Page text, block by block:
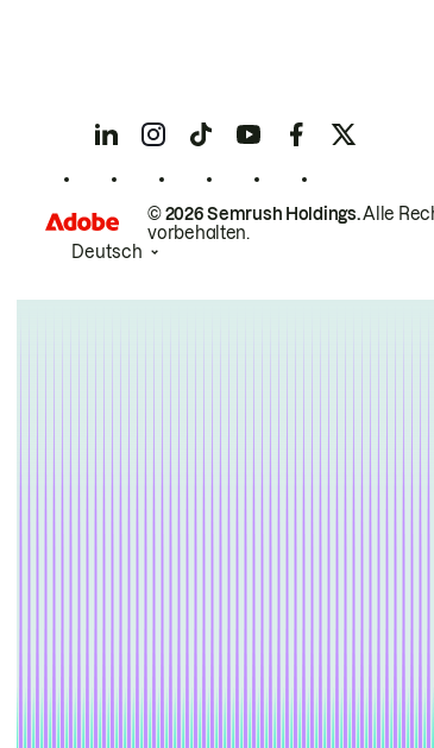
© 2026 Semrush Holdings.Alle
vorbehalten.
Deutsch